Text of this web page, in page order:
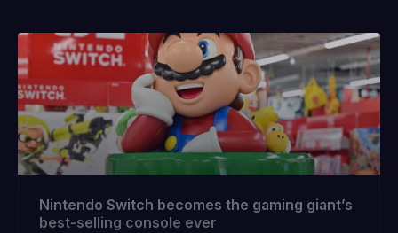
Nintendo Switch becomes the gaming giant’s
best-selling console ever